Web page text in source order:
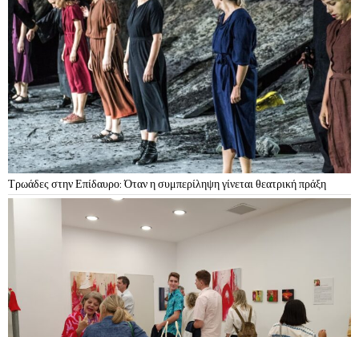
Τρωάδες στην Επίδαυρο: Όταν η συμπερίληψη γίνεται θεατρική πράξη